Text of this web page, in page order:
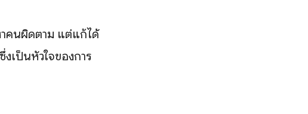
คนผิดตาม แต่แก้ได้
เป็นหัวใจของการ